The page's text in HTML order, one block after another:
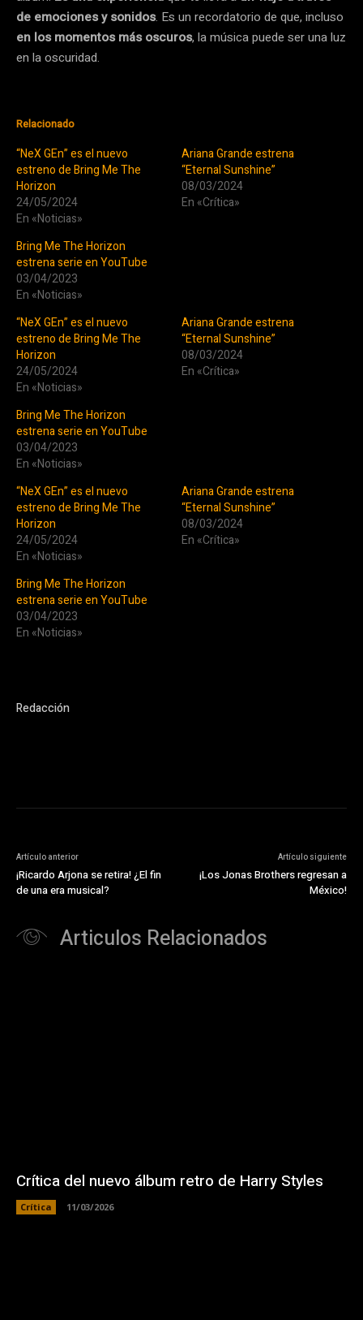
de emociones y sonidos. Es un recordatorio de que, incluso
en los momentos más oscuros, la música puede ser una luz
en la oscuridad.
Relacionado
“NeX GEn” es el nuevo
estreno de Bring Me The
Horizon
24/05/2024
En «Noticias»
Ariana Grande estrena
“Eternal Sunshine”
08/03/2024
En «Crítica»
Bring Me The Horizon
estrena serie en YouTube
03/04/2023
En «Noticias»
“NeX GEn” es el nuevo
estreno de Bring Me The
Horizon
24/05/2024
En «Noticias»
Ariana Grande estrena
“Eternal Sunshine”
08/03/2024
En «Crítica»
Bring Me The Horizon
estrena serie en YouTube
03/04/2023
En «Noticias»
“NeX GEn” es el nuevo
estreno de Bring Me The
Horizon
24/05/2024
En «Noticias»
Ariana Grande estrena
“Eternal Sunshine”
08/03/2024
En «Crítica»
Bring Me The Horizon
estrena serie en YouTube
03/04/2023
En «Noticias»
Redacción
Artículo anterior
¡Ricardo Arjona se retira! ¿El fin
de una era musical?
Artículo siguiente
¡Los Jonas Brothers regresan a
México!
Articulos Relacionados
Crítica del nuevo álbum retro de Harry Styles
Crítica 11/03/2026